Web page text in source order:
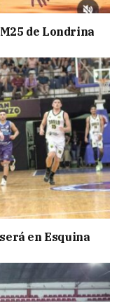
de Londrina
en Esquina